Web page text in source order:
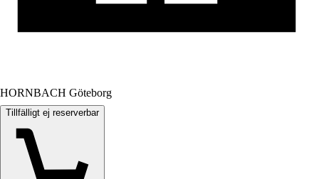
HORNBACH Göteborg
Tillfälligt ej reserverbar